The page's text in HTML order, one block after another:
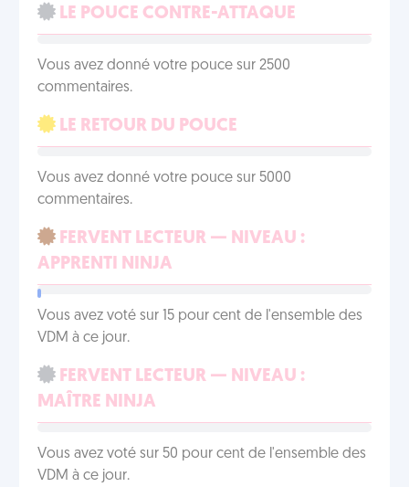
LE POUCE CONTRE-ATTAQUE
Vous avez donné votre pouce sur 2500
commentaires.
LE RETOUR DU POUCE
Vous avez donné votre pouce sur 5000
commentaires.
FERVENT LECTEUR — NIVEAU :
APPRENTI NINJA
Vous avez voté sur 15 pour cent de l'ensemble des
VDM à ce jour.
FERVENT LECTEUR — NIVEAU :
MAÎTRE NINJA
Vous avez voté sur 50 pour cent de l'ensemble des
VDM à ce jour.